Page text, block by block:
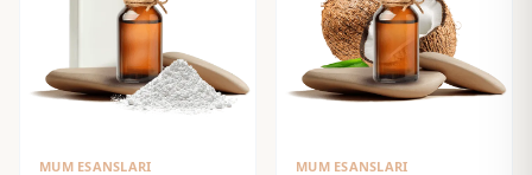
MUM ESANSLARI MUM ESANSLARI